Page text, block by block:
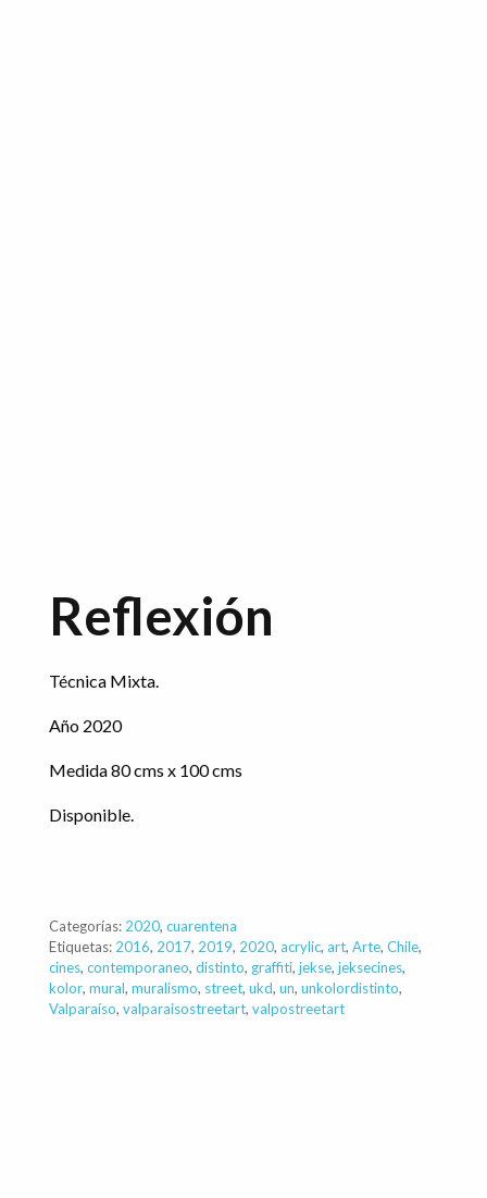
Reflexión
Técnica Mixta.
Año 2020
Medida 80 cms x 100 cms
Disponible.
Categorías: 2020, cuarentena
Etiquetas: 2016, 2017, 2019, 2020, acrylic, art, Arte, Chile,
cines, contemporaneo, distinto, graffiti, jekse, jeksecines,
kolor, mural, muralismo, street, ukd, un, unkolordistinto,
Valparaíso, valparaisostreetart, valpostreetart